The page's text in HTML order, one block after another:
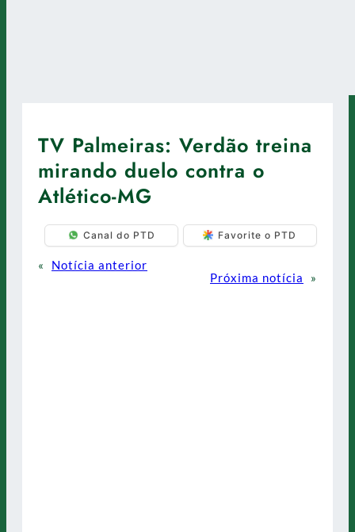
TV Palmeiras: Verdão treina
mirando duelo contra o
Atlético-MG
Canal do PTD Favorite o PTD
«
Notícia anterior
Próxima notícia
»